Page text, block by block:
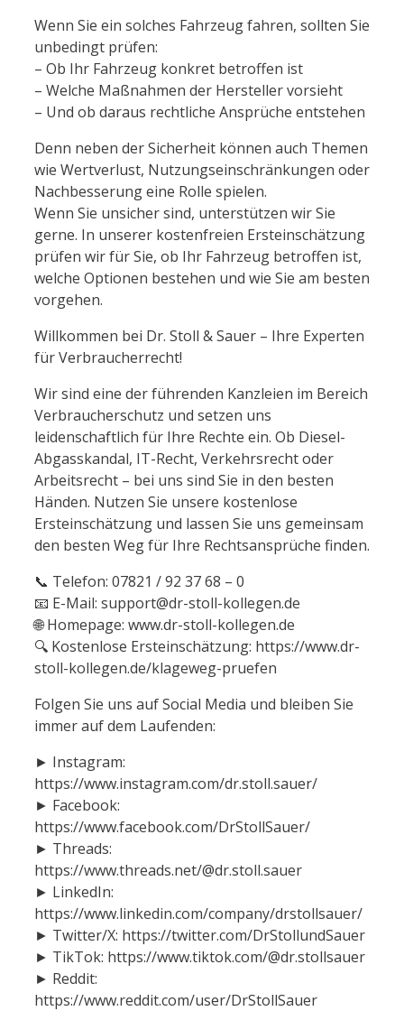
Wenn Sie ein solches Fahrzeug fahren, sollten Sie
unbedingt prüfen:
– Ob Ihr Fahrzeug konkret betroffen ist
– Welche Maßnahmen der Hersteller vorsieht
– Und ob daraus rechtliche Ansprüche entstehen
Denn neben der Sicherheit können auch Themen
wie Wertverlust, Nutzungseinschränkungen oder
Nachbesserung eine Rolle spielen.
Wenn Sie unsicher sind, unterstützen wir Sie
gerne. In unserer kostenfreien Ersteinschätzung
prüfen wir für Sie, ob Ihr Fahrzeug betroffen ist,
welche Optionen bestehen und wie Sie am besten
vorgehen.
Willkommen bei Dr. Stoll & Sauer – Ihre Experten
für Verbraucherrecht!
Wir sind eine der führenden Kanzleien im Bereich
Verbraucherschutz und setzen uns
leidenschaftlich für Ihre Rechte ein. Ob Diesel-
Abgasskandal, IT-Recht, Verkehrsrecht oder
Arbeitsrecht – bei uns sind Sie in den besten
Händen. Nutzen Sie unsere kostenlose
Ersteinschätzung und lassen Sie uns gemeinsam
den besten Weg für Ihre Rechtsansprüche finden.
📞 Telefon: 07821 / 92 37 68 – 0
📧 E-Mail: support@dr-stoll-kollegen.de
🌐 Homepage: www.dr-stoll-kollegen.de
🔍 Kostenlose Ersteinschätzung: https://www.dr-
stoll-kollegen.de/klageweg-pruefen
Folgen Sie uns auf Social Media und bleiben Sie
immer auf dem Laufenden:
► Instagram:
https://www.instagram.com/dr.stoll.sauer/
► Facebook:
https://www.facebook.com/DrStollSauer/
► Threads:
https://www.threads.net/@dr.stoll.sauer
► LinkedIn:
https://www.linkedin.com/company/drstollsauer/
► Twitter/X: https://twitter.com/DrStollundSauer
► TikTok: https://www.tiktok.com/@dr.stollsauer
► Reddit:
https://www.reddit.com/user/DrStollSauer